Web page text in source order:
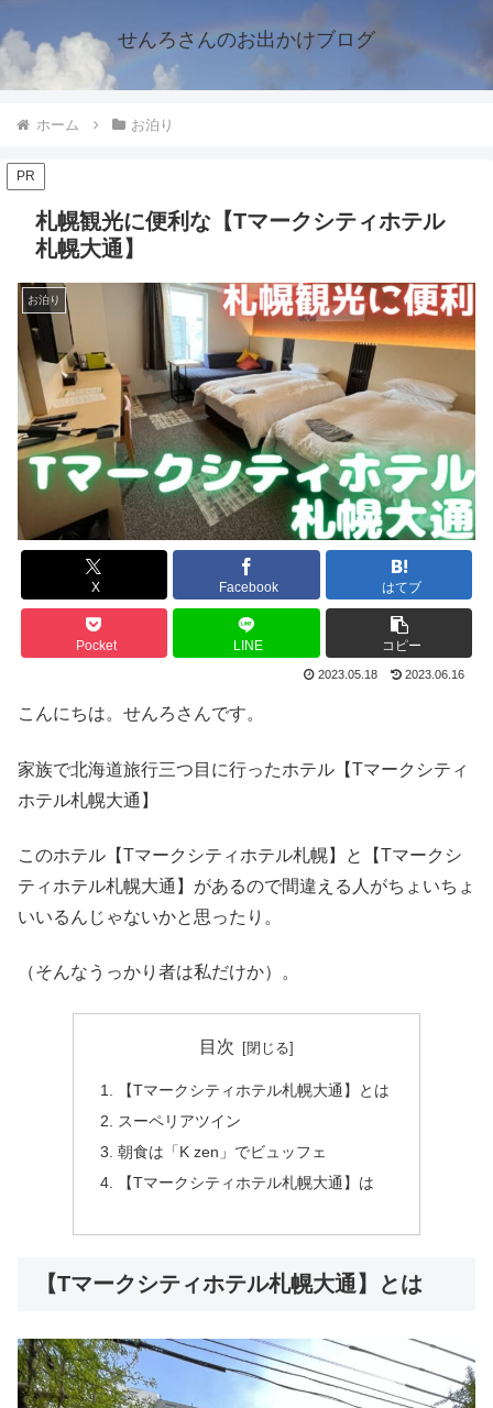
せんろさんのお出かけブログ
ホーム お泊り
PR
札幌観光に便利な【Tマークシティホテル
札幌大通】
お泊り
X Facebook はてブ
Pocket LINE コピー
2023.05.18 2023.06.16
こんにちは。せんろさんです。
家族で北海道旅行三つ目に行ったホテル【Tマークシティ
ホテル札幌大通】
このホテル【Tマークシティホテル札幌】と【Tマークシ
ティホテル札幌大通】があるので間違える人がちょいちょ
いいるんじゃないかと思ったり。
（そんなうっかり者は私だけか）。
目次
【Tマークシティホテル札幌大通】とは
スーペリアツイン
朝食は「K zen」でビュッフェ
【Tマークシティホテル札幌大通】は
【Tマークシティホテル札幌大通】とは